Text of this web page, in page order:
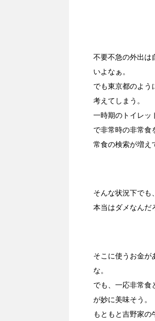
不要不急の外出は
いよなぁ。
でも東京都のよう
考えてしまう。
一時期のトイレッ
で非常時の非常食
常食の検索が増え
そんな状況下でも
本当はダメなんだ
そこに使うお金が
な。
でも、一応非常食
が妙に美味そう。
もともと吉野家の